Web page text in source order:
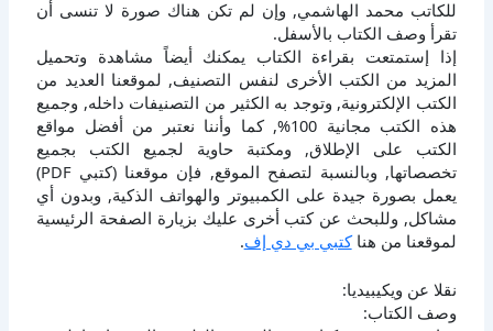
للكاتب محمد الهاشمي, وإن لم تكن هناك صورة لا تنسى أن
تقرأ وصف الكتاب بالأسفل.
إذا إستمتعت بقراءة الكتاب يمكنك أيضاً مشاهدة وتحميل
المزيد من الكتب الأخرى لنفس التصنيف, لموقعنا العديد من
الكتب الإلكترونية, وتوجد به الكثير من التصنيفات داخله, وجميع
هذه الكتب مجانية 100%, كما وأننا نعتبر من أفضل مواقع
الكتب على الإطلاق, ومكتبة حاوية لجميع الكتب بجميع
تخصصاتها, وبالنسبة لتصفح الموقع, فإن موقعنا (كتبي PDF)
يعمل بصورة جيدة على الكمبيوتر والهواتف الذكية, وبدون أي
مشاكل, وللبحث عن كتب أخرى عليك بزيارة الصفحة الرئيسية
لموقعنا من هناكتبي بي دي إف.
نقلا عن ويكيبيديا:
وصف الكتاب: